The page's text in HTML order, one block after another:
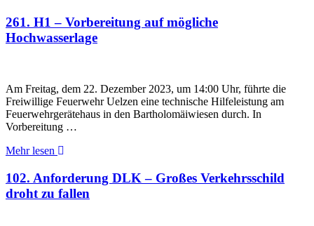
261. H1 – Vorbereitung auf mögliche
Hochwasserlage
Am Freitag, dem 22. Dezember 2023, um 14:00 Uhr, führte die
Freiwillige Feuerwehr Uelzen eine technische Hilfeleistung am
Feuerwehrgerätehaus in den Bartholomäiwiesen durch. In
Vorbereitung …
Mehr lesen
102. Anforderung DLK – Großes Verkehrsschild
droht zu fallen